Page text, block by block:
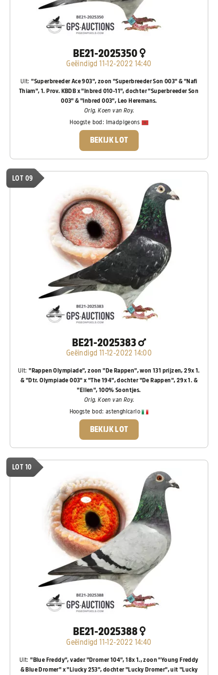
BE21-2025350
Geëindigd 11-12-2022 14:40
Uit:"Superbreeder Ace 903", zoon "Superbreeder Son 003" & "Nafi
Thiam", 1. Prov. KBDB x "Inbred 010-11", dochter "Superbreeder Son
003" & "Inbred 003", Leo Heremans.
Orig. Koen van Roy.
Hoogste bod:
Imadpigeons
BEKIJK LOT
LOT 09
BE21-2025383
Geëindigd 11-12-2022 14:00
Uit:"Rappen Olympiade", zoon "De Rappen", won 131 prijzen, 29x 1.
& "Dtr. Olympiade 003" x "The 194", dochter "De Rappen", 29x 1. &
"Ellen", 100% Soontjes.
Orig. Koen van Roy.
Hoogste bod: astenghicarlo
BEKIJK LOT
LOT 10
BE21-2025388
Geëindigd 11-12-2022 14:40
Uit:"Blue Freddy", vader "Dromer 104", 18x 1., zoon "Young Freddy
& Blue Dromer" x "Liucky 253", dochter "Lucky Dromer", uit "Lucky